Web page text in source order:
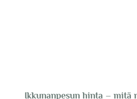
Ikkunanpesun hinta – mitä